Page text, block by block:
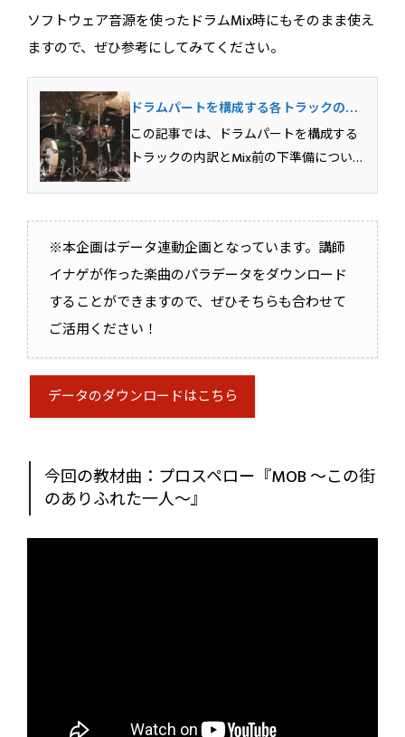
ソフトウェア音源を使ったドラムMix時にもそのまま使え
ますので、ぜひ参考にしてみてください。
ドラムパートを構成する各トラックの内
訳、Mix前の下準備を理解しよう！
この記事では、ドラムパートを構成する
トラックの内訳とMix前の下準備について
正しく認識することが重要。しっかり理
解していきましょう！...
※本企画はデータ連動企画となっています。講師
イナゲが作った楽曲のパラデータをダウンロード
することができますので、ぜひそちらも合わせて
ご活用ください！
データのダウンロードはこちら
今回の教材曲：プロスペロー『MOB 〜この街
のありふれた一人〜』